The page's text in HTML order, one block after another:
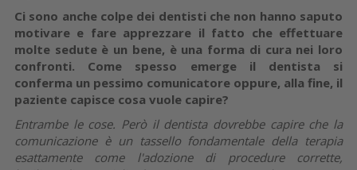
Ci sono anche colpe dei dentisti che non hanno saputo
motivare e fare apprezzare il fatto che effettuare
molte sedute è un bene, è una forma di cura nei loro
confronti. Come spesso emerge il dentista si
conferma un pessimo comunicatore oppure, alla fine, il
paziente capisce cosa vuole capire?
Entrambe le cose. Però il dentista dovrebbe capire che la
comunicazione è un tassello fondamentale della terapia
esattamente come l'adozione di procedure corrette,